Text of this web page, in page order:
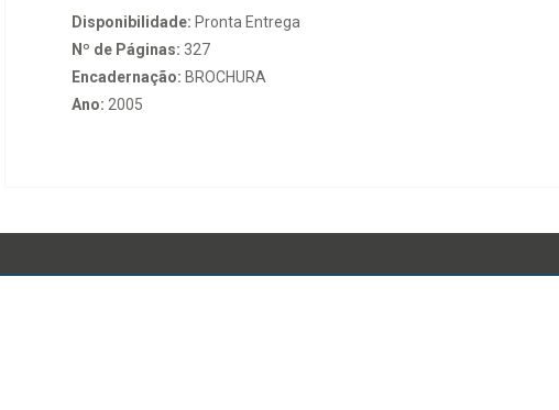
Disponibilidade: Pronta Entrega
Nº de Páginas: 327
Encadernação: BROCHURA
Ano: 2005